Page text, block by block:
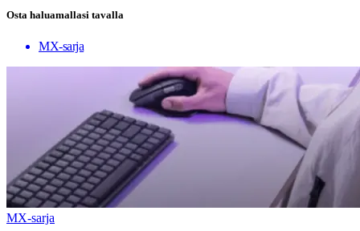
Osta haluamallasi tavalla
MX-sarja
MX-sarja